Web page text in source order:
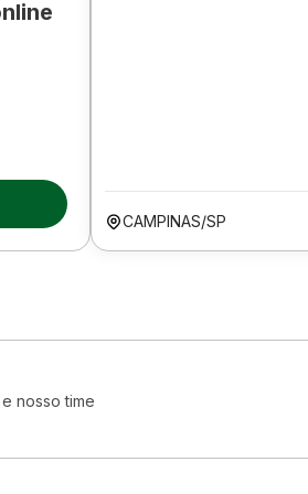
CAMPINAS/SP
nosso time